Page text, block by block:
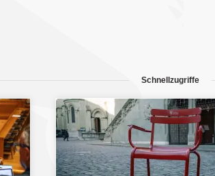
Schnellzugriffe